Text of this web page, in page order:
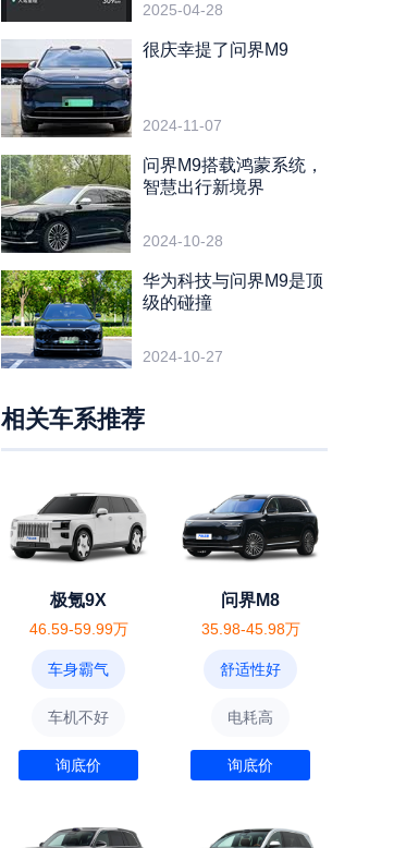
2025-04-28
很庆幸提了问界M9
2024-11-07
问界M9搭载鸿蒙系统，
智慧出行新境界
2024-10-28
华为科技与问界M9是顶
级的碰撞
2024-10-27
相关车系推荐
极氪9X
46.59-59.99万
车身霸气
车机不好
询底价
问界M8
35.98-45.98万
舒适性好
电耗高
询底价